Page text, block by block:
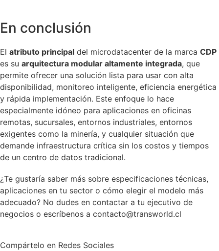
En conclusión
El atributo principal del microdatacenter de la marca CDP
es su arquitectura modular altamente integrada, que
permite ofrecer una solución lista para usar con alta
disponibilidad, monitoreo inteligente, eficiencia energética
y rápida implementación. Este enfoque lo hace
especialmente idóneo para aplicaciones en oficinas
remotas, sucursales, entornos industriales, entornos
exigentes como la minería, y cualquier situación que
demande infraestructura crítica sin los costos y tiempos
de un centro de datos tradicional.
¿Te gustaría saber más sobre especificaciones técnicas,
aplicaciones en tu sector o cómo elegir el modelo más
adecuado? No dudes en contactar a tu ejecutivo de
negocios o escríbenos a contacto@transworld.cl
Compártelo en Redes Sociales